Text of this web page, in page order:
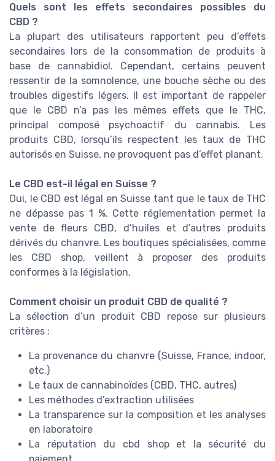
Quels sont les effets secondaires possibles du
CBD ?
La plupart des utilisateurs rapportent peu d’effets
secondaires lors de la consommation de produits à
base de cannabidiol. Cependant, certains peuvent
ressentir de la somnolence, une bouche sèche ou des
troubles digestifs légers. Il est important de rappeler
que le CBD n’a pas les mêmes effets que le THC,
principal composé psychoactif du cannabis. Les
produits CBD, lorsqu’ils respectent les taux de THC
autorisés en Suisse, ne provoquent pas d’effet planant.
Le CBD est-il légal en Suisse ?
Oui, le CBD est légal en Suisse tant que le taux de THC
ne dépasse pas 1 %. Cette réglementation permet la
vente de fleurs CBD, d’huiles et d’autres produits
dérivés du chanvre. Les boutiques spécialisées, comme
les CBD shop, veillent à proposer des produits
conformes à la législation.
Comment choisir un produit CBD de qualité ?
La sélection d’un produit CBD repose sur plusieurs
critères :
La provenance du chanvre (Suisse, France, indoor,
etc.)
Le taux de cannabinoïdes (CBD, THC, autres)
Les méthodes d’extraction utilisées
La transparence sur la composition et les analyses
en laboratoire
La réputation du cbd shop et la sécurité du